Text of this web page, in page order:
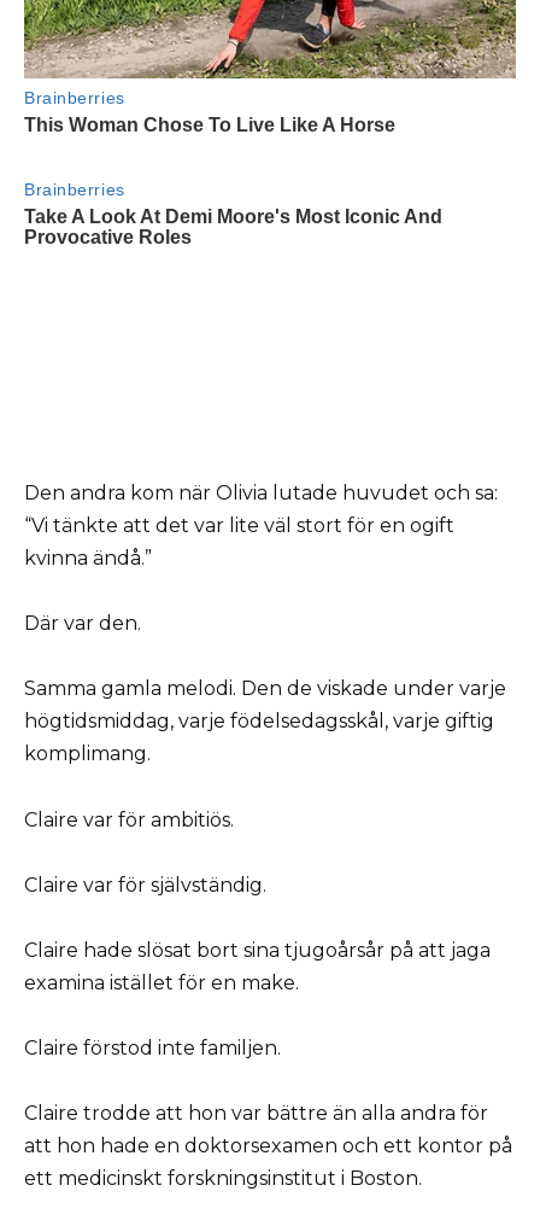
Den andra kom när Olivia lutade huvudet och sa:
“Vi tänkte att det var lite väl stort för en ogift
kvinna ändå.”
Där var den.
Samma gamla melodi. Den de viskade under varje
högtidsmiddag, varje födelsedagsskål, varje giftig
komplimang.
Claire var för ambitiös.
Claire var för självständig.
Claire hade slösat bort sina tjugoårsår på att jaga
examina istället för en make.
Claire förstod inte familjen.
Claire trodde att hon var bättre än alla andra för
att hon hade en doktorsexamen och ett kontor på
ett medicinskt forskningsinstitut i Boston.